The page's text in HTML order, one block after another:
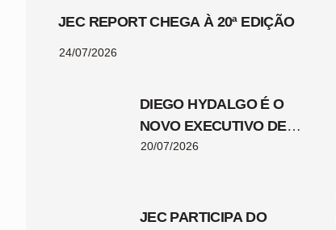
JEC REPORT CHEGA À 20ª EDIÇÃO
24/07/2026
DIEGO HYDALGO É O
NOVO EXECUTIVO DE
FUTEBOL DO JEC
20/07/2026
JEC PARTICIPA DO